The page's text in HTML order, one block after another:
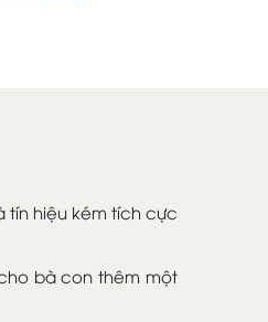
tín hiệu kém tích cực
bà con thêm một